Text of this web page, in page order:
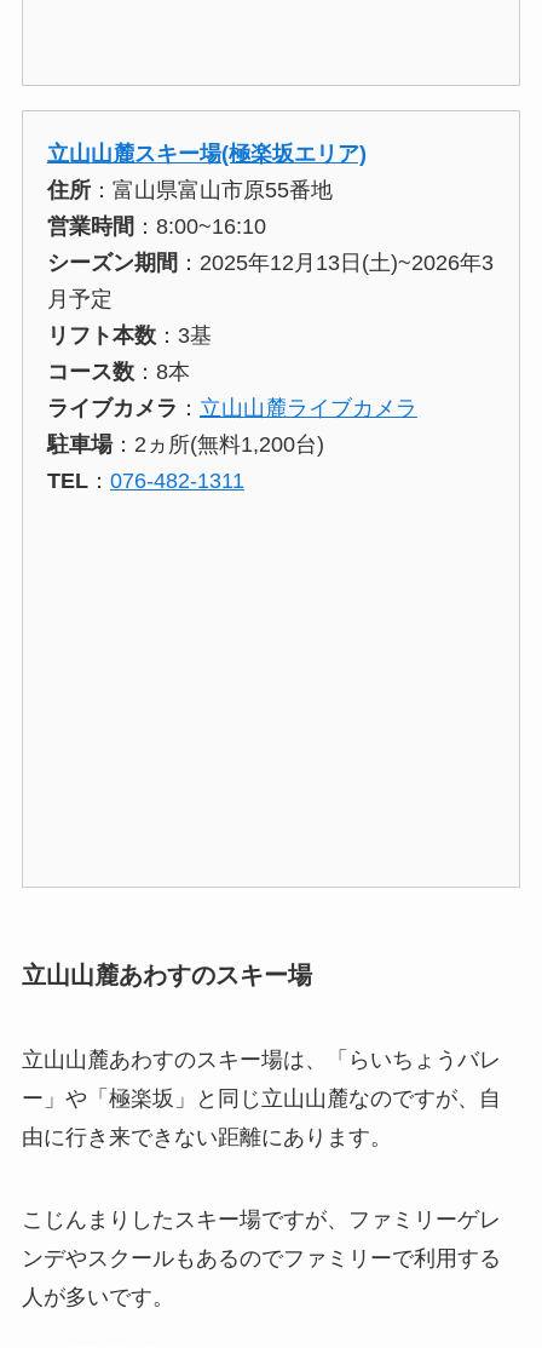
立山山麓スキー場(極楽坂エリア)
住所：富山県富山市原55番地
営業時間 ：8:00~16:10
シーズン期間 ：2025年12月13日(土)~2026年3
月予定
リフト本数：3基
コース数：8本
ライブカメラ ： 立山山麓ライブカメラ
駐車場：2ヵ所(無料1,200台)
TEL： 076-482-1311
立山山麓あわすのスキー場
立山山麓あわすのスキー場は、「らいちょうバレ
ー」や「極楽坂」と同じ立山山麓なのですが、自
由に行き来できない距離にあります。
こじんまりしたスキー場ですが、ファミリーゲレ
ンデやスクールもあるのでファミリーで利用する
人が多いです。